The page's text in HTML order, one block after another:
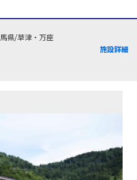
県/草津・万座
施設詳細